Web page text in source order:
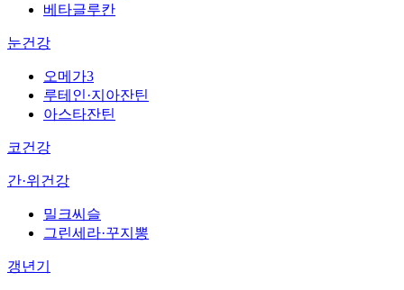
베타글루칸
눈건강
오메가3
루테인·지아잔틴
아스타잔틴
코건강
간·위건강
밀크씨슬
그린세라·꾸지뽕
갱년기